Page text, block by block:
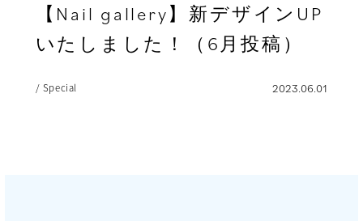
【Nail gallery】新デザインUP
いたしました！（6月投稿）
/ Special 2023.06.01